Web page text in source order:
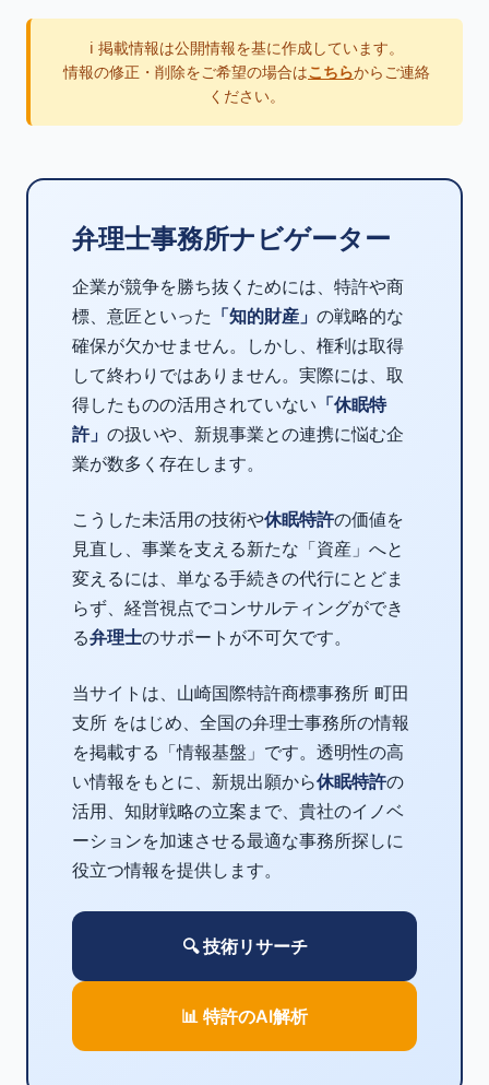
ℹ️ 掲載情報は公開情報を基に作成しています。
情報の修正・削除をご希望の場合はこちらからご連絡
ください。
弁理士事務所ナビゲーター
企業が競争を勝ち抜くためには、特許や商
標、意匠といった 「知的財産」 の戦略的な
確保が欠かせません。しかし、権利は取得
して終わりではありません。実際には、取
得したものの活用されていない 「休眠特
許」 の扱いや、新規事業との連携に悩む企
業が数多く存在します。
こうした未活用の技術や休眠特許の価値を
見直し、事業を支える新たな「資産」へと
変えるには、単なる手続きの代行にとどま
らず、経営視点でコンサルティングができ
る弁理士のサポートが不可欠です。
当サイトは、山崎国際特許商標事務所 町田
支所 をはじめ、全国の弁理士事務所の情報
を掲載する「情報基盤」です。透明性の高
い情報をもとに、新規出願から休眠特許の
活用、知財戦略の立案まで、貴社のイノベ
ーションを加速させる最適な事務所探しに
役立つ情報を提供します。
🔍 技術リサーチ
📊 特許のAI解析